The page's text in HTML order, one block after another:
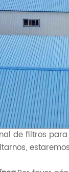
de filtros